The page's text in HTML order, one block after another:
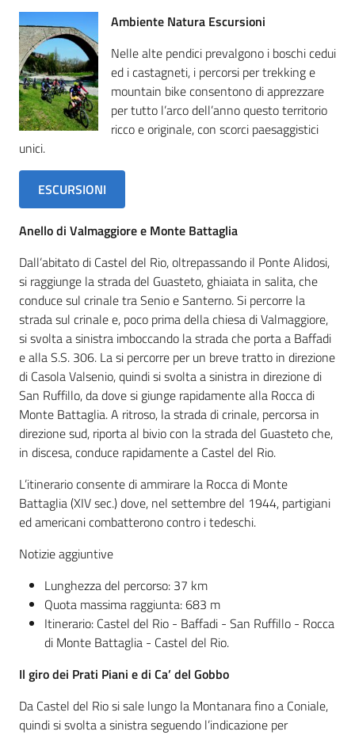
Ambiente Natura Escursioni
Nelle alte pendici prevalgono i boschi cedui
ed i castagneti, i percorsi per trekking e
mountain bike consentono di apprezzare
per tutto l’arco dell’anno questo territorio
ricco e originale, con scorci paesaggistici
unici.
ESCURSIONI
Anello di Valmaggiore e Monte Battaglia
Dall’abitato di Castel del Rio, oltrepassando il Ponte Alidosi,
si raggiunge la strada del Guasteto, ghiaiata in salita, che
conduce sul crinale tra Senio e Santerno. Si percorre la
strada sul crinale e, poco prima della chiesa di Valmaggiore,
si svolta a sinistra imboccando la strada che porta a Baffadi
e alla S.S. 306. La si percorre per un breve tratto in direzione
di Casola Valsenio, quindi si svolta a sinistra in direzione di
San Ruffillo, da dove si giunge rapidamente alla Rocca di
Monte Battaglia. A ritroso, la strada di crinale, percorsa in
direzione sud, riporta al bivio con la strada del Guasteto che,
in discesa, conduce rapidamente a Castel del Rio.
L’itinerario consente di ammirare la Rocca di Monte
Battaglia (XIV sec.) dove, nel settembre del 1944, partigiani
ed americani combatterono contro i tedeschi.
Notizie aggiuntive
Lunghezza del percorso: 37 km
Quota massima raggiunta: 683 m
Itinerario: Castel del Rio - Baffadi - San Ruffillo - Rocca
di Monte Battaglia - Castel del Rio.
Il giro dei Prati Piani e di Ca’ del Gobbo
Da Castel del Rio si sale lungo la Montanara fino a Coniale,
quindi si svolta a sinistra seguendo l’indicazione per